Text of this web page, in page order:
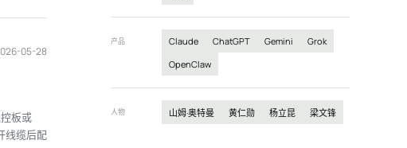
05-28
板或
线缆后配
产品 Claude ChatGPT Gemini
Grok
OpenClaw
人物 山姆·奥特曼 黄仁勋 杨立昆 梁文锋